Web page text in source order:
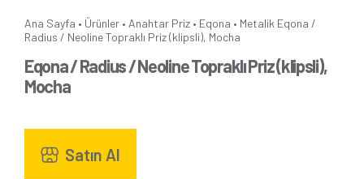
Ana Sayfa • Ürünler • Anahtar Priz • Eqona • Metalik Eqona /
Radius / Neoline Topraklı Priz (klipsli), Mocha
Eqona / Radius / Neoline Topraklı Priz (klipsli),
Mocha
Satın Al